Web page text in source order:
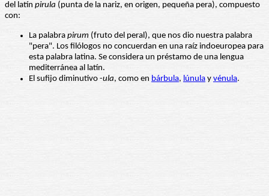
del latín pirula (punta de la nariz, en origen, pequeña pera), compuesto
con:
La palabra pirum (fruto del peral), que nos dio nuestra palabra
"pera". Los filólogos no concuerdan en una raíz indoeuropea para
esta palabra latina. Se considera un préstamo de una lengua
mediterránea al latín.
El sufijo diminutivo -ula, como en bárbula, lúnula y vénula.